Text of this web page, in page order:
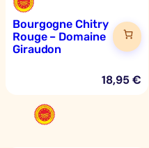
a
i
e
Bourgogne Chitry
Rouge – Domaine
Giraudon
18,95€